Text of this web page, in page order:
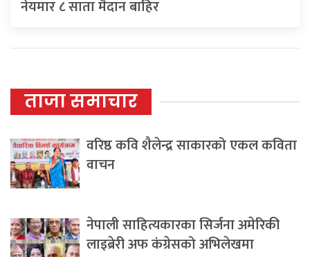
नेयमार ८ साता मैदान बाहिर
ताजा समाचार
वरिष्ठ कवि शैलेन्द्र साकारको एकल कविता
वाचन
नेपाली साहित्यकारका सिर्जना अमेरिकी
लाइब्रेरी अफ कंग्रेसको अभिलेखमा